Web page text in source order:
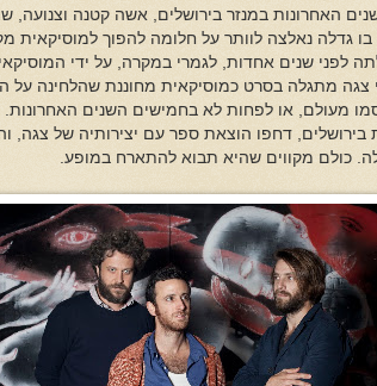
האחרונות במנזר בירושלים, אשה קטנה וצנועה,
גדלה נאלצה לוותר על חלומה להפוך למוסיקאית
לפני שנים אחדות, לגמרי במקרה, על ידי
צגה מתגלה בסרט כמוסיקאית מחוננת שהלחינה על
מעולם, או לפחות לא בחמישים השנים האחרונות.
בירושלים, דחפו הוצאת ספר עם יצירותיה של צגה,
כולם מקווים שהיא תבוא להתארח במופע.